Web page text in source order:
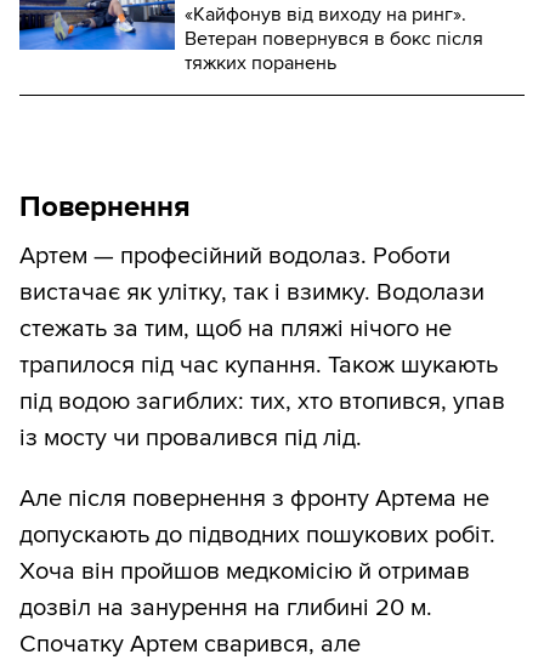
«Кайфонув від виходу на ринг».
Ветеран повернувся в бокс після
тяжких поранень
Повернення
Артем — професійний водолаз. Роботи
вистачає як улітку, так і взимку. Водолази
стежать за тим, щоб на пляжі нічого не
трапилося під час купання. Також шукають
під водою загиблих: тих, хто втопився, упав
із мосту чи провалився під лід.
Але після повернення з фронту Артема не
допускають до підводних пошукових робіт.
Хоча він пройшов медкомісію й отримав
дозвіл на занурення на глибині 20 м.
Спочатку Артем сварився, але